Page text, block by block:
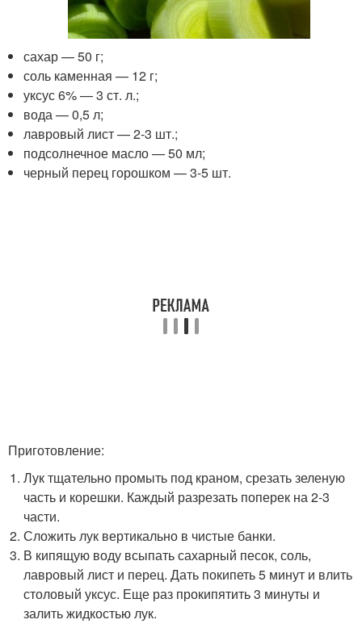
сахар — 50 г;
соль каменная — 12 г;
уксус 6% — 3 ст. л.;
вода — 0,5 л;
лавровый лист — 2-3 шт.;
подсолнечное масло — 50 мл;
черный перец горошком — 3-5 шт.
Приготовление:
Лук тщательно промыть под краном, срезать зеленую
часть и корешки. Каждый разрезать поперек на 2-3
части.
Сложить лук вертикально в чистые банки.
В кипящую воду всыпать сахарный песок, соль,
лавровый лист и перец. Дать покипеть 5 минут и влить
столовый уксус. Еще раз прокипятить 3 минуты и
залить жидкостью лук.